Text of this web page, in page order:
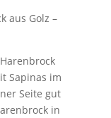
aus Golz –
Sapinas im
Seite gut
in